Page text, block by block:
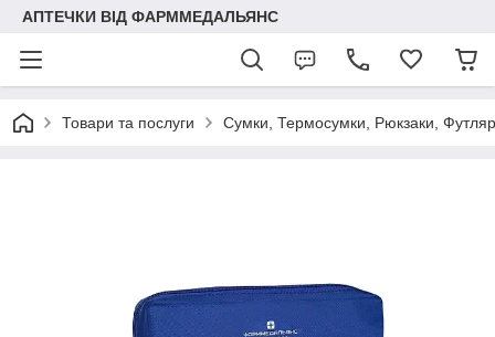
АПТЕЧКИ ВІД ФАРММЕДАЛЬЯНС
Товари та послуги Сумки, Термосумки, Рюкзаки,